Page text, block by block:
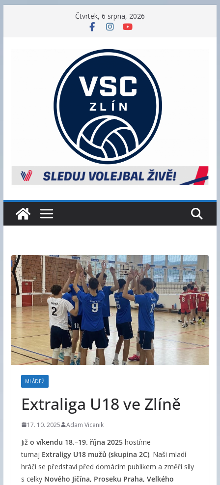
Čtvrtek, 6 srpna, 2026
MLÁDEŽ
Extraliga U18 ve Zlíně
17. 10. 2025 Adam Vicenik
Již o víkendu 18.–19. října 2025hostíme
turnaj Extraligy U18 mužů (skupina 2C). Naši mladí
hráči se představí před domácím publikem a změří síly
s celky Nového Jičína, Proseku Praha, Velkého